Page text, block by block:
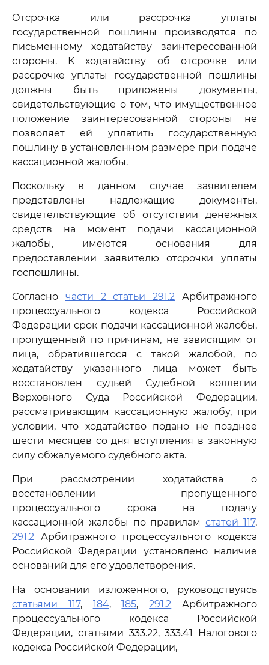
Отсрочка или рассрочка уплаты
государственной пошлины производятся по
письменному ходатайству заинтересованной
стороны. К ходатайству об отсрочке или
рассрочке уплаты государственной пошлины
должны быть приложены документы,
свидетельствующие о том, что имущественное
положение заинтересованной стороны не
позволяет ей уплатить государственную
пошлину в установленном размере при подаче
кассационной жалобы.
Поскольку в данном случае заявителем
представлены надлежащие документы,
свидетельствующие об отсутствии денежных
средств на момент подачи кассационной
жалобы, имеются основания для
предоставлении заявителю отсрочки уплаты
госпошлины.
Согласно части 2 статьи 291.2 Арбитражного
процессуального кодекса Российской
Федерации срок подачи кассационной жалобы,
пропущенный по причинам, не зависящим от
лица, обратившегося с такой жалобой, по
ходатайству указанного лица может быть
восстановлен судьей Судебной коллегии
Верховного Суда Российской Федерации,
рассматривающим кассационную жалобу, при
условии, что ходатайство подано не позднее
шести месяцев со дня вступления в законную
силу обжалуемого судебного акта.
При рассмотрении ходатайства о
восстановлении пропущенного
процессуального срока на подачу
кассационной жалобы по правиламстатей 117,
291.2 Арбитражного процессуального кодекса
Российской Федерации установлено наличие
оснований для его удовлетворения.
На основании изложенного, руководствуясь
статьями 117, 184,185,291.2 Арбитражного
процессуального кодекса Российской
Федерации, статьями 333.22, 333.41 Налогового
кодекса Российской Федерации,